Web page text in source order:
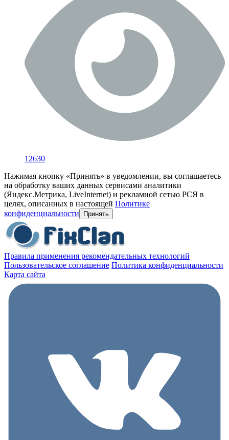
12630
Нажимая кнопку «Принять» в уведомлении, вы соглашаетесь
на обработку ваших данных сервисами аналитики
(Яндекс.Метрика, LiveInternet) и рекламной сетью РСЯ в
целях, описанных в настоящей Политике
конфиденциальности
Принять
Правила применения рекомендательных технологий
Пользовательское соглашение Политика конфиденциальности
Карта сайта